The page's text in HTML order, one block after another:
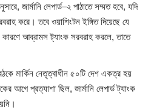
জার্মানি লেপার্ড–২ পাঠাতে সম্মত হবে, যদি
করে। তবে ওয়াশিংটন ইঙ্গিত দিয়েছে যে
কারণে আব্রামস ট্যাংক সরবরাহ করলে, তাতে
মার্কিন নেতৃত্বাধীন ৫০টি দেশ একত্র হয়
আগে প্রত্যাশা ছিল, জার্মানি লেপার্ড ট্যাংক